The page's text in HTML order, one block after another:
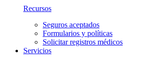
Recursos
Seguros aceptados
Formularios y políticas
Solicitar registros médicos
Servicios